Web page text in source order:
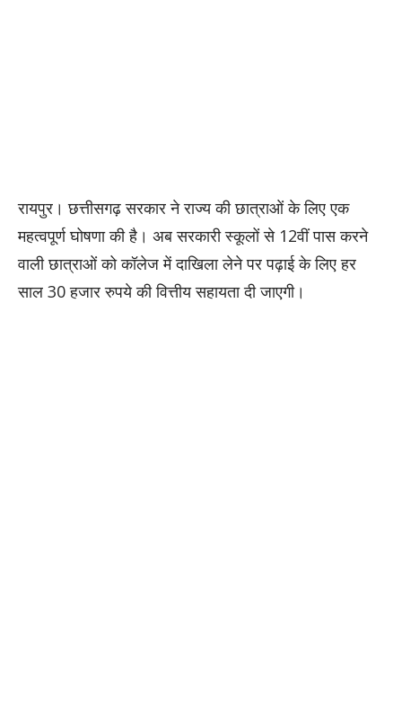
रायपुर। छत्तीसगढ़ सरकार ने राज्य की छात्राओं के लिए एक
महत्वपूर्ण घोषणा की है। अब सरकारी स्कूलों से 12वीं पास करने
वाली छात्राओं को कॉलेज में दाखिला लेने पर पढ़ाई के लिए हर
साल 30 हजार रुपये की वित्तीय सहायता दी जाएगी।